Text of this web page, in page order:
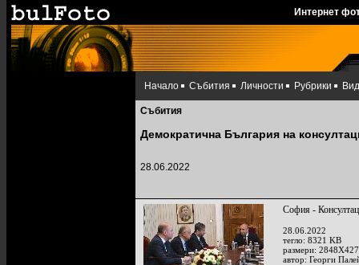
Интернет
Начало Събития Личности Рубрики
Събития
Демократична България на
28.06.2022
София -
28.06.2022
тегло: 8321 KB
размери:
автор: Георги